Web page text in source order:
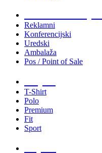
Reklamni
Konferencijski
Uredski
Ambalaža
Pos / Point of Sale
T-Shirt
Polo
Premium
Fit
Sport